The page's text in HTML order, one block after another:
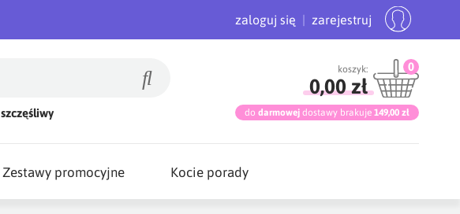
zaloguj się | zarejestruj
szczęśliwy
0
koszyk:
0,00 zł
do darmowej dostawy brakuje 149,00 zł
Zestawy promocyjne Kocie porady